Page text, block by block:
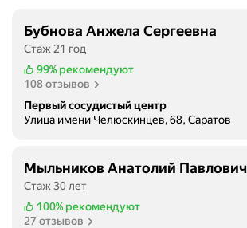
Бубнова Анжела Сергеевна
Стаж 21 год
99% рекомендуют
108 отзывов
Первый сосудистый центр
Улица имени Челюскинцев, 68, Саратов
Мыльников Анатолий Павлович
Стаж 30 лет
100% рекомендуют
27 отзывов